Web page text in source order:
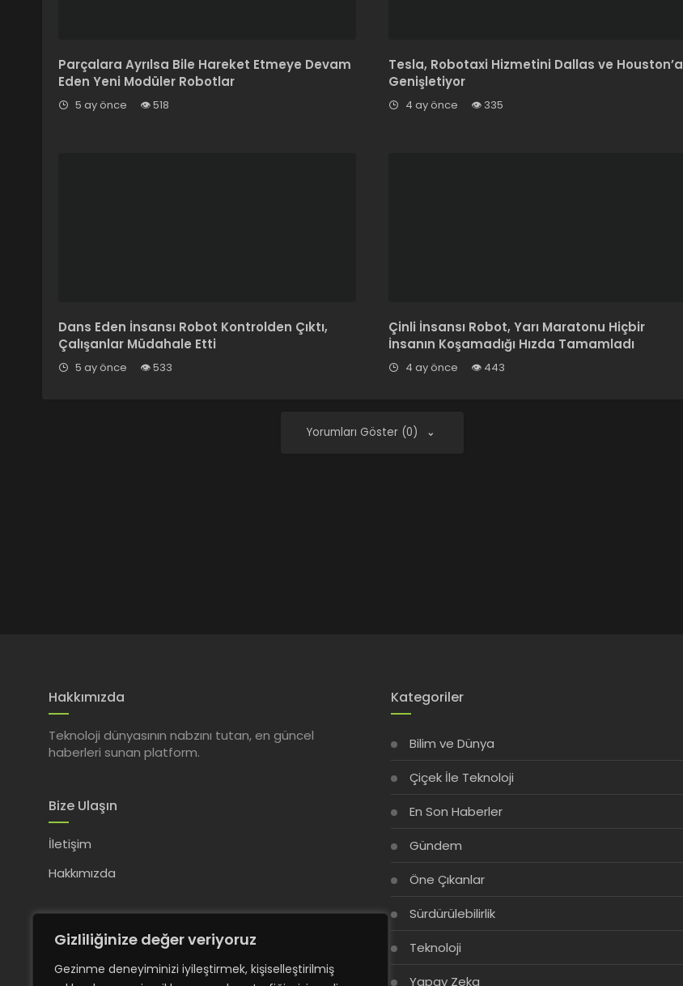
Gizliliğinize değer veriyoruz
Gezinme deneyiminizi iyileştirmek, kişiselleştirilmiş
Parçalara Ayrılsa Bile Hareket Etmeye Devam
Eden Yeni Modüler Robotlar
5 ay önce 518
Tesla, Robotaxi Hizmetini Dallas ve Houston’a
Genişletiyor
4 ay önce 335
Dans Eden İnsansı Robot Kontrolden Çıktı,
Çalışanlar Müdahale Etti
5 ay önce 533
Çinli İnsansı Robot, Yarı Maratonu Hiçbir
İnsanın Koşamadığı Hızda Tamamladı
4 ay önce 443
Yorumları Göster (0)
Hakkımızda
Teknoloji dünyasının nabzını tutan, en güncel
haberleri sunan platform.
Bize Ulaşın
İletişim
Hakkımızda
Kategoriler
Bilim ve Dünya
Çiçek İle Teknoloji
En Son Haberler
Gündem
Öne Çıkanlar
Sürdürülebilirlik
Teknoloji
Yapay Zeka